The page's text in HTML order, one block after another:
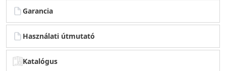
Garancia
Használati útmutató
Katalógus